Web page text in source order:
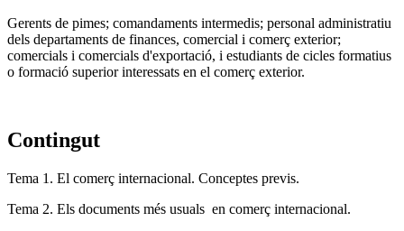
Gerents de pimes; comandaments intermedis; personal administratiu
dels departaments de finances, comercial i comerç exterior;
comercials i comercials d'exportació, i estudiants de cicles formatius
o formació superior interessats en el comerç exterior.
Contingut
Tema 1. El comerç internacional. Conceptes previs.
Tema 2. Els documents més usuals en comerç internacional.